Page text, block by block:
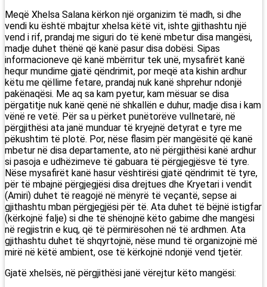
Meqë Xhelsa Salana kërkon një organizim të madh, si dhe
vendi ku është mbajtur xhelsa këtë vit, ishte gjithashtu një
vend i rif, prandaj me siguri do të kenë mbetur disa mangësi,
madje duhet thënë që kanë pasur disa dobësi. Sipas
informacioneve që kanë mbërritur tek unë, mysafirët kanë
hequr mundime gjatë qëndrimit, por meqë ata kishin ardhur
këtu me qëllime fetare, prandaj nuk kanë shprehur ndonjë
pakënaqësi. Me aq sa kam pyetur, kam mësuar se disa
përgatitje nuk kanë qenë në shkallën e duhur, madje disa i kam
vënë re vetë. Për sa u përket punëtorëve vullnetarë, në
përgjithësi ata janë munduar të kryejnë detyrat e tyre me
pëkushtim të plotë. Por, nëse flasim për mangësitë që kanë
mbetur në disa departamente, ato në përgjithësi kanë ardhur
si pasoja e udhëzimeve të gabuara të përgjegjësve të tyre.
Nëse mysafirët kanë hasur vështirësi gjatë qëndrimit të tyre,
për të mbajnë përgjegjësi disa drejtues dhe Kryetari i vendit
(Amiri) duhet të reagojë në mënyrë të veçantë, sepse ai
gjithashtu mban përgjegjësi për të. Ata duhet të bëjnë istigfar
(kërkojnë falje) si dhe të shënojnë këto gabime dhe mangësi
në regjistrin e kuq, që të përmirësohen në të ardhmen. Ata
gjithashtu duhet të shqyrtojnë, nëse mund të organizojnë më
mirë në këtë ambient, ose të kërkojnë ndonjë vend tjetër.
Gjatë xhelsës, në përgjithësi janë vërejtur këto mangësi: